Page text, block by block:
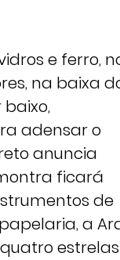
e ferro,
na baixa
adensar o
anuncia
ficará
de
a
estrelas